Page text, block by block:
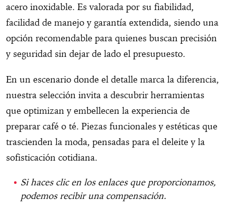
acero inoxidable. Es valorada por su fiabilidad,
facilidad de manejo y garantía extendida, siendo una
opción recomendable para quienes buscan precisión
y seguridad sin dejar de lado el presupuesto.
En un escenario donde el detalle marca la diferencia,
nuestra selección invita a descubrir herramientas
que optimizan y embellecen la experiencia de
preparar café o té. Piezas funcionales y estéticas que
trascienden la moda, pensadas para el deleite y la
sofisticación cotidiana.
Si haces clic en los enlaces que proporcionamos,
podemos recibir una compensación.